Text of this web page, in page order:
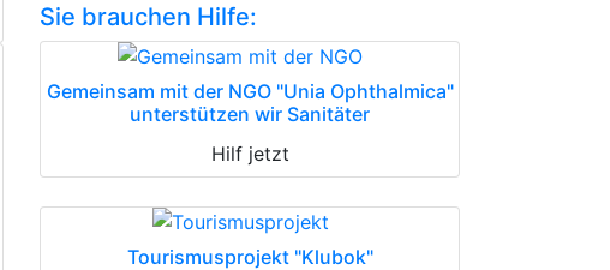
Sie brauchen Hilfe:
Gemeinsam mit der NGO "Unia Ophthalmica"
unterstützen wir Sanitäter
Hilf jetzt
Tourismusprojekt "Klubok"